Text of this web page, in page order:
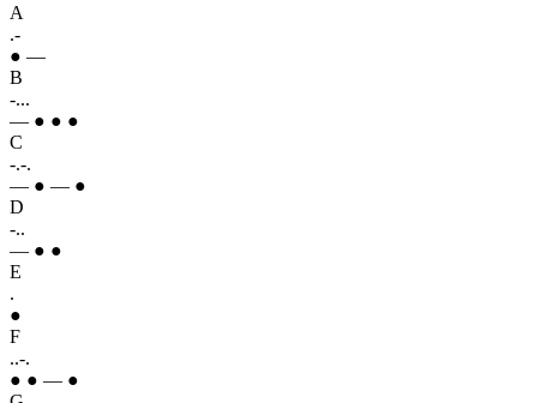
A
.-
● —
B
-...
— ● ● ●
C
-.-.
— ● — ●
D
-..
— ● ●
E
.
●
F
..-.
● ● — ●